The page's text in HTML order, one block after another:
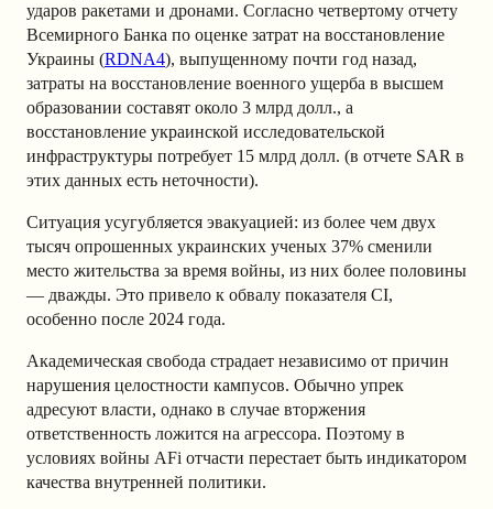
ударов ракетами и дронами. Согласно четвертому отчету
Всемирного Банка по оценке затрат на восстановление
Украины (RDNA4), выпущенному почти год назад,
затраты на восстановление военного ущерба в высшем
образовании составят около 3 млрд долл., а
восстановление украинской исследовательской
инфраструктуры потребует 15 млрд долл. (в отчете SAR в
этих данных есть неточности).
Ситуация усугубляется эвакуацией: из более чем двух
тысяч опрошенных украинских ученых 37% сменили
место жительства за время войны, из них более половины
— дважды. Это привело к обвалу показателя CI,
особенно после 2024 года.
Академическая свобода страдает независимо от причин
нарушения целостности кампусов. Обычно упрек
адресуют власти, однако в случае вторжения
ответственность ложится на агрессора. Поэтому в
условиях войны AFi отчасти перестает быть индикатором
качества внутренней политики.